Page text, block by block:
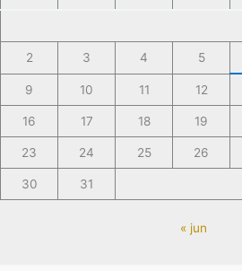
2 3 4 5
9 10 11 12
16 17 18 19
23 24 25 26
30 31
« jun